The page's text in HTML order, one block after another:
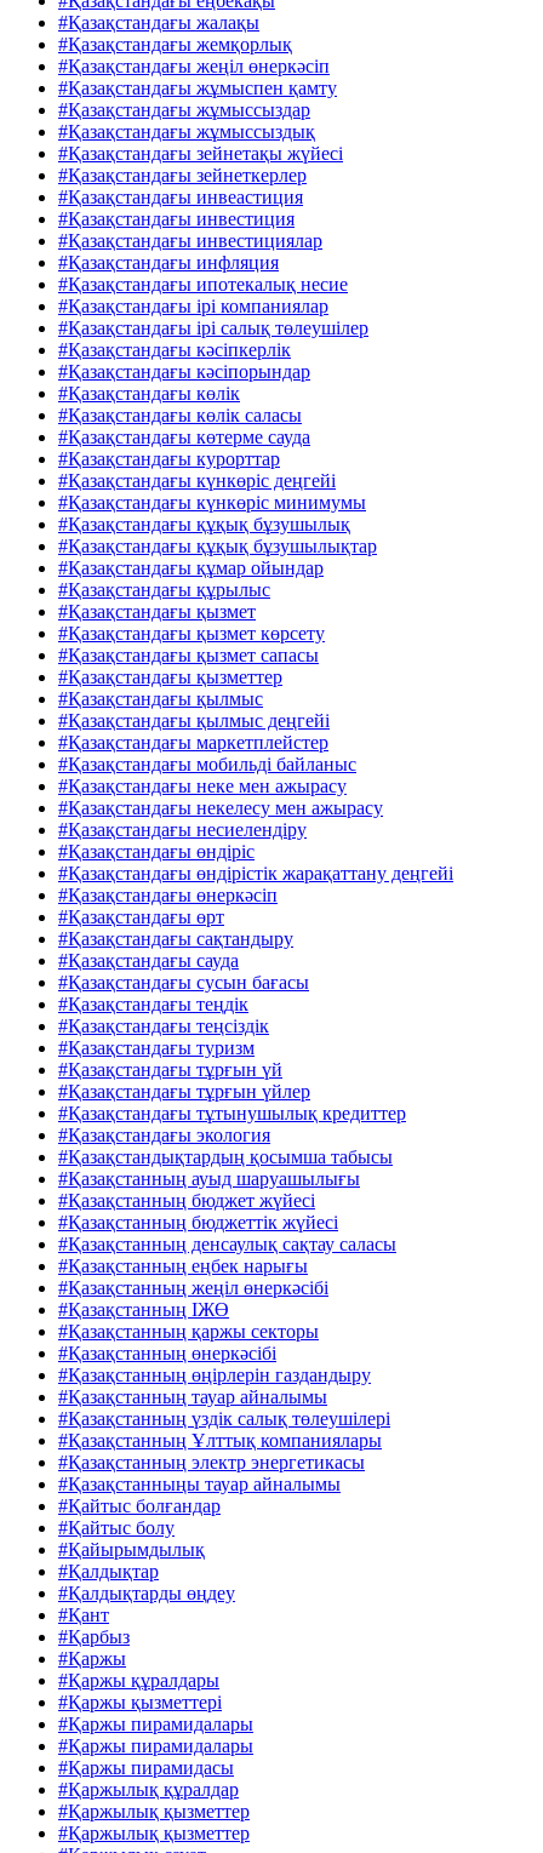
#Қазақстандағы жалақы
#Қазақстандағы жемқорлық
#Қазақстандағы жеңіл өнеркәсіп
#Қазақстандағы жұмыспен қамту
#Қазақстандағы жұмыссыздар
#Қазақстандағы жұмыссыздық
#Қазақстандағы зейнетақы жүйесі
#Қазақстандағы зейнеткерлер
#Қазақстандағы инвеастиция
#Қазақстандағы инвестиция
#Қазақстандағы инвестициялар
#Қазақстандағы инфляция
#Қазақстандағы ипотекалық несие
#Қазақстандағы ірі компаниялар
#Қазақстандағы ірі салық төлеушілер
#Қазақстандағы кәсіпкерлік
#Қазақстандағы кәсіпорындар
#Қазақстандағы көлік
#Қазақстандағы көлік саласы
#Қазақстандағы көтерме сауда
#Қазақстандағы курорттар
#Қазақстандағы күнкөріс деңгейі
#Қазақстандағы күнкөріс минимумы
#Қазақстандағы құқық бұзушылық
#Қазақстандағы құқық бұзушылықтар
#Қазақстандағы құмар ойындар
#Қазақстандағы құрылыс
#Қазақстандағы қызмет
#Қазақстандағы қызмет көрсету
#Қазақстандағы қызмет сапасы
#Қазақстандағы қызметтер
#Қазақстандағы қылмыс
#Қазақстандағы қылмыс деңгейі
#Қазақстандағы маркетплейстер
#Қазақстандағы мобильді байланыс
#Қазақстандағы неке мен ажырасу
#Қазақстандағы некелесу мен ажырасу
#Қазақстандағы несиелендіру
#Қазақстандағы өндіріс
#Қазақстандағы өндірістік жарақаттану деңгейі
#Қазақстандағы өнеркәсіп
#Қазақстандағы өрт
#Қазақстандағы сақтандыру
#Қазақстандағы сауда
#Қазақстандағы сусын бағасы
#Қазақстандағы теңдік
#Қазақстандағы теңсіздік
#Қазақстандағы туризм
#Қазақстандағы тұрғын үй
#Қазақстандағы тұрғын үйлер
#Қазақстандағы тұтынушылық кредиттер
#Қазақстандағы экология
#Қазақстандықтардың қосымша табысы
#Қазақстанның ауыд шаруашылығы
#Қазақстанның бюджет жүйесі
#Қазақстанның бюджеттік жүйесі
#Қазақстанның денсаулық сақтау саласы
#Қазақстанның еңбек нарығы
#Қазақстанның жеңіл өнеркәсібі
#Қазақстанның ІЖӨ
#Қазақстанның қаржы секторы
#Қазақстанның өнеркәсібі
#Қазақстанның өңірлерін газдандыру
#Қазақстанның тауар айналымы
#Қазақстанның үздік салық төлеушілері
#Қазақстанның Ұлттық компаниялары
#Қазақстанның электр энергетикасы
#Қазақстанныңы тауар айналымы
#Қайтыс болғандар
#Қайтыс болу
#Қайырымдылық
#Қалдықтар
#Қалдықтарды өңдеу
#Қант
#Қарбыз
#Қаржы
#Қаржы құралдары
#Қаржы қызметтері
#Қаржы пирамидалары
#Қаржы пирамидалары
#Қаржы пирамидасы
#Қаржылық құралдар
#Қаржылық қызметтер
#Қаржылық қызметтер